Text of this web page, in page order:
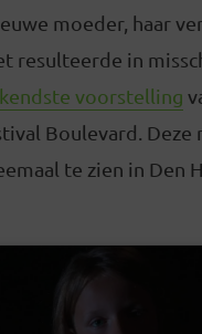
moeder, haar
resulteerde in
voorstelling
Boulevard. Deze
te zien in Den